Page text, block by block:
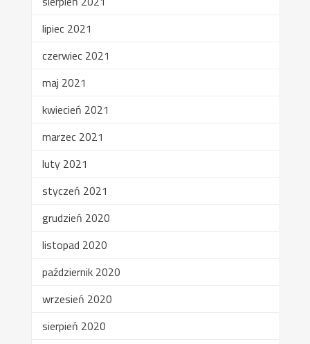
lipiec 2021
czerwiec 2021
maj 2021
kwiecień 2021
marzec 2021
luty 2021
styczeń 2021
grudzień 2020
listopad 2020
październik 2020
wrzesień 2020
sierpień 2020